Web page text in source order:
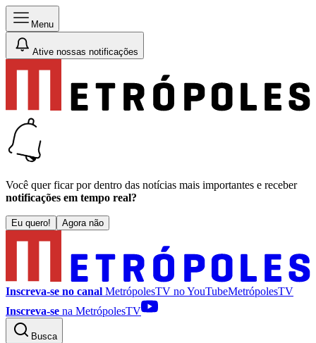
Menu
Ative nossas notificações
Você quer ficar por dentro das notícias mais importantes e receber
notificações em tempo real?
Eu quero! Agora não
Inscreva-se no canal MetrópolesTV noYouTubeMetrópolesTV
Inscreva-se na MetrópolesTV
Busca